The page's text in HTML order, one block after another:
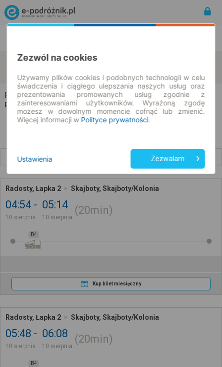
Radosty Skajboty
10.08.2026 | -- : --
Radosty → Skajboty
Rozkład jazdy i bilety
Radosty, Łapka 2 Skajboty, Skajboty/Kolonia
04:54
10 sierpnia
05:14
10 sierpnia
20min
B4
Kup bilet miesięczny
Radosty, Łapka 2 Skajboty, Skajboty/Kolonia
05:48
10 sierpnia
06:08
10 sierpnia
20min
B4
Zezwól na cookies
Używamy plików cookies i podobnych technologii w celu
świadczenia i ciągłego ulepszania naszych usług oraz
prezentowania promowanych usług zgodnie z
zainteresowaniami użytkowników. Wyrażoną zgodę
możesz w dowolnym momencie cofnąć lub zmienić.
Więcej informacji w Polityce prywatności.
Ustawienia Zezwalam